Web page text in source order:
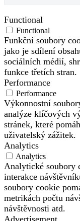
Functional
Functional
Funkční soubory
jako je sdílení
sociálních médií,
funkce třetích stran.
Performance
Performance
Výkonnostní
analýze klíčových
stránek, které
uživatelský zážitek.
Analytics
Analytics
Analytické soubory
interakce
soubory cookie
metrikách počtu
návštěvnosti atd.